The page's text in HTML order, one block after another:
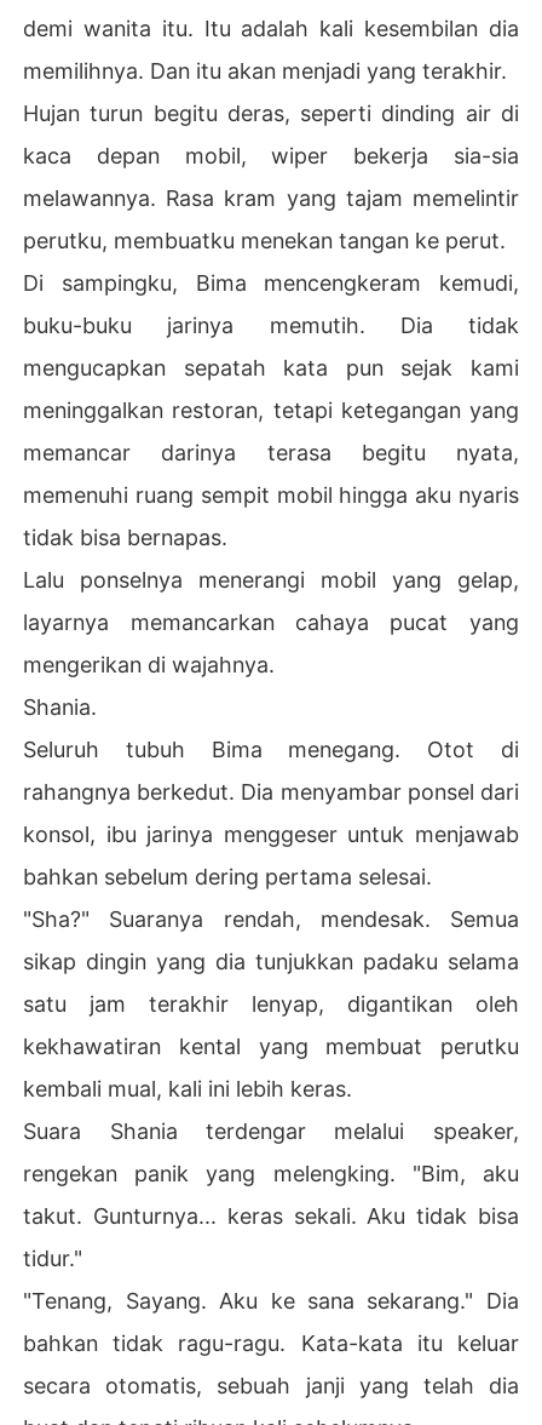
demi wanita itu. Itu adalah kali kesembilan dia
memilihnya. Dan itu akan menjadi yang terakhir.
Hujan turun begitu deras, seperti dinding air di
kaca depan mobil, wiper bekerja sia-sia
melawannya. Rasa kram yang tajam memelintir
perutku, membuatku menekan tangan ke perut.
Di sampingku, Bima mencengkeram kemudi,
buku-buku jarinya memutih. Dia tidak
mengucapkan sepatah kata pun sejak kami
meninggalkan restoran, tetapi ketegangan yang
memancar darinya terasa begitu nyata,
memenuhi ruang sempit mobil hingga aku nyaris
tidak bisa bernapas.
Lalu ponselnya menerangi mobil yang gelap,
layarnya memancarkan cahaya pucat yang
mengerikan di wajahnya.
Shania.
Seluruh tubuh Bima menegang. Otot di
rahangnya berkedut. Dia menyambar ponsel dari
konsol, ibu jarinya menggeser untuk menjawab
bahkan sebelum dering pertama selesai.
"Sha?" Suaranya rendah, mendesak. Semua
sikap dingin yang dia tunjukkan padaku selama
satu jam terakhir lenyap, digantikan oleh
kekhawatiran kental yang membuat perutku
kembali mual, kali ini lebih keras.
Suara Shania terdengar melalui speaker,
rengekan panik yang melengking. "Bim, aku
takut. Gunturnya... keras sekali. Aku tidak bisa
tidur."
"Tenang, Sayang. Aku ke sana sekarang." Dia
bahkan tidak ragu-ragu. Kata-kata itu keluar
secara otomatis, sebuah janji yang telah dia